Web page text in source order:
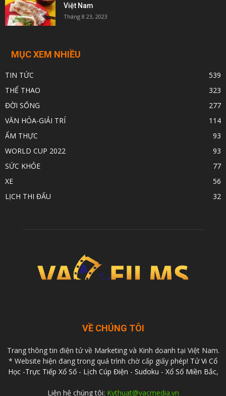
Việt Nam
Tháng 8 23, 2023
MỤC XEM NHIỀU
TIN TỨC
539
THỂ THAO
323
ĐỜI SỐNG
277
VĂN HÓA-GIẢI TRÍ
114
ẨM THỰC
93
WORLD CUP 2022
93
SỨC KHỎE
77
XE
56
LỊCH THI ĐẤU
32
VỀ CHÚNG TÔI
Trang thông tin điện tử về Marketing và Kinh doanh tại Việt Nam.
* Website hiện đang trong quá trình chờ cấp giấy phép! Tử Vi Cổ
Học-Trực Tiếp Xổ Số- Lịch Cúp Điện - Sudoku - Xổ Số Miền Bắc,
Liên hệ chúng tôi: Kythuat@vacmedia.vn